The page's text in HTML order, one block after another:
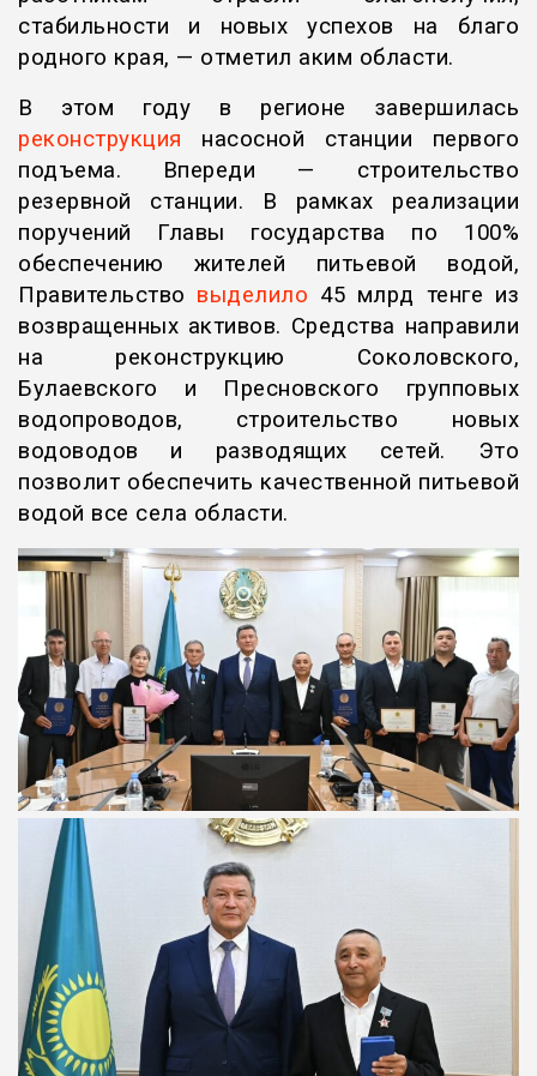
стабильности и новых успехов на благо
родного края, — отметил аким области.
В этом году в регионе завершилась
реконструкция насосной станции первого
подъема. Впереди — строительство
резервной станции. В рамках реализации
поручений Главы государства по 100%
обеспечению жителей питьевой водой,
Правительство выделило 45 млрд тенге из
возвращенных активов. Средства направили
на реконструкцию Соколовского,
Булаевского и Пресновского групповых
водопроводов, строительство новых
водоводов и разводящих сетей. Это
позволит обеспечить качественной питьевой
водой все села области.